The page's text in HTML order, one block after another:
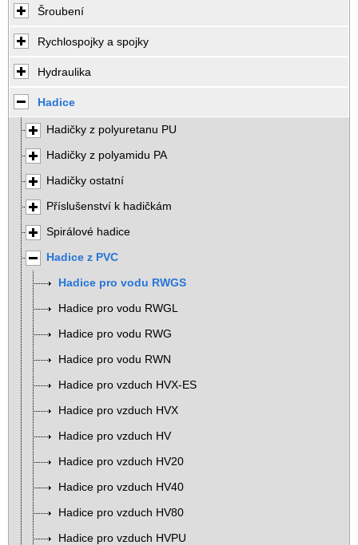
Šroubení
Rychlospojky a spojky
Hydraulika
Hadice
Hadičky z polyuretanu PU
Hadičky z polyamidu PA
Hadičky ostatní
Příslušenství k hadičkám
Spirálové hadice
Hadice z PVC
Hadice pro vodu RWGS
Hadice pro vodu RWGL
Hadice pro vodu RWG
Hadice pro vodu RWN
Hadice pro vzduch HVX-ES
Hadice pro vzduch HVX
Hadice pro vzduch HV
Hadice pro vzduch HV20
Hadice pro vzduch HV40
Hadice pro vzduch HV80
Hadice pro vzduch HVPU